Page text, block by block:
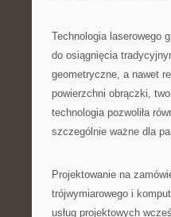
Technologia laserowego
do osiągnięcia
geometryczne, a nawet
powierzchni obrączki,
technologia pozwoliła
szczególnie ważne dla
Projektowanie na
trójwymiarowego i
usług projektowych